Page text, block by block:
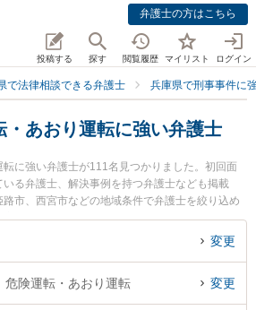
弁護士の方はこちら
投稿する 探す 閲覧履歴 マイリスト ログイン
で法律相談できる弁護士 兵庫県で刑事事件に
・あおり運転に強い弁護士
に強い弁護士が111名見つかりました。初回面
る弁護士、解決事例を持つ弁護士なども掲載
市、西宮市などの地域条件で弁護士を絞り込め
者側や少年事件、再犯・前科あり等の細かな分
利です。特に野村優介法律事務所の野村 優介弁護
土日や夜間に発生した危険運転・あおり運転のト
したい』『危険運転・あおり運転のトラブル解
変更
危険運転・あおり運転 変更